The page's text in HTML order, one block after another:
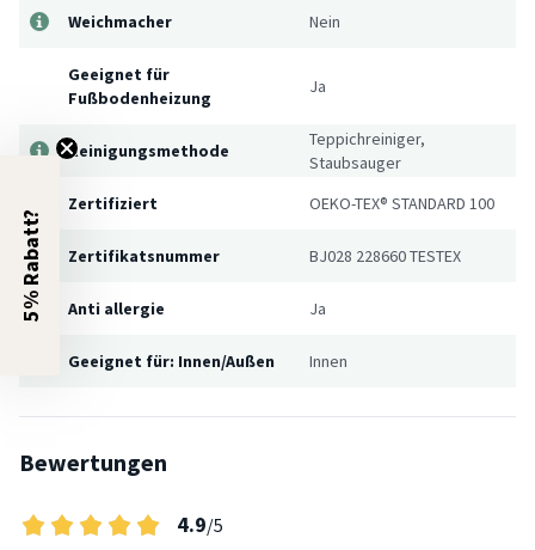
Weichmacher Nein
Geeignet für
Fußbodenheizung
Ja
Reinigungsmethode
Teppichreiniger,
Staubsauger
Zertifiziert
OEKO-TEX® STANDARD 100
Zertifikatsnummer BJ028 228660 TESTEX
Anti allergie Ja
Geeignet für: Innen/Außen Innen
Bewertungen
4.9/5
5% Rabatt?